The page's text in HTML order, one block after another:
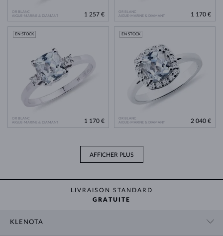
OR BLANC
AIGUE-MARINE & DIAMANT
1 257 €
OR BLANC
AIGUE-MARINE & DIAMANT
1 170 €
OR BLANC
AIGUE-MARINE & DIAMANT
EN STOCK
1 170 €
OR BLANC
AIGUE-MARINE & DIAMANT
EN STOCK
2 040 €
AFFICHER PLUS
LIVRAISON STANDARD
GRATUITE
KLENOTA